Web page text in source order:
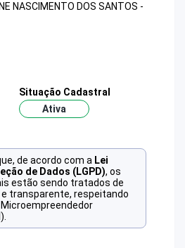
NASCIMENTO DOS SANTOS -
Situação Cadastral
Ativa
de acordo com a Lei
de Dados (LGPD), os
estão sendo tratados de
transparente, respeitando